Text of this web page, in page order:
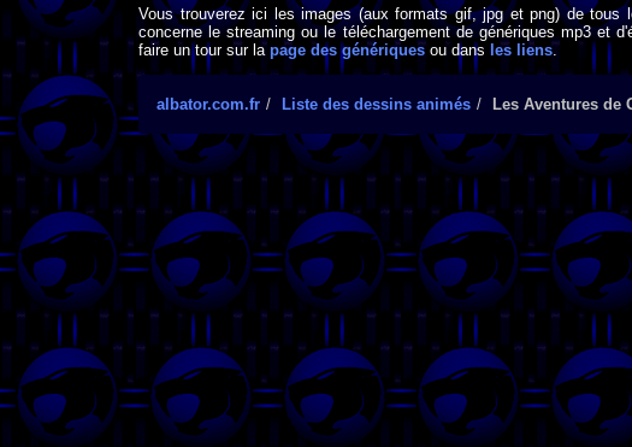
Vous trouverez ici les images (aux formats gif, jpg et png) de
concerne le streaming ou le téléchargement de génériques mp3 et
faire un tour sur lapage des génériquesou dans les liens.
albator.com.fr Liste des dessins animés Les Aventures de